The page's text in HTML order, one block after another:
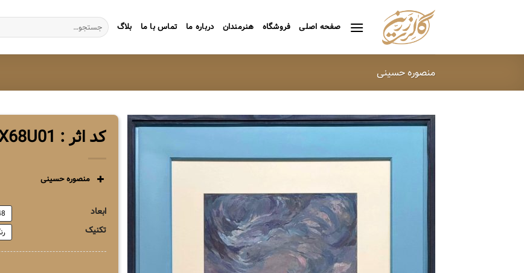
صفحه اصلی فروشگاه هنرمندان درباره ما تماس با ما بلاگ
جستجو
برای:
منصوره حسینی
کد اثر : ZG1MH48X68U01
منصوره حسینی
ابعاد
تکنیک